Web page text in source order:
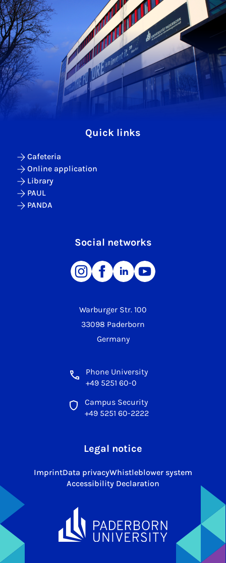
Warburger Str. 100
33098 Paderborn
Germany
Phone University
+49 5251 60-0
Campus Security
+49 5251 60-2222
Quick links
Cafeteria
Online application
Library
PAUL
PANDA
Social networks
Legal notice
ImprintData privacyWhistleblower system
Accessibility Declaration